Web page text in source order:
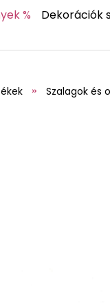
% Dekorációk
Szalagok és